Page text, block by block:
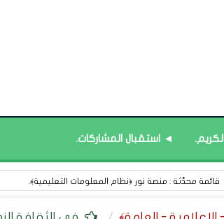
◄ استقبال المشاركات.
قائمة محدَّثة : منصة نور ﴿نظام المعلومات التعليمية﴾.